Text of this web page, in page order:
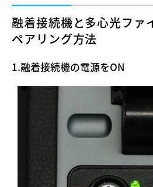
融着接続機と多心光ファ
ペアリング方法
1.融着接続機の電源をON